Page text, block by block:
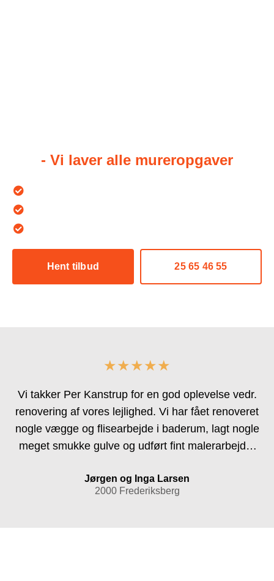
- Vi laver alle mureropgaver
Hent tilbud 25 65 46 55
★★★★★
Vi takker Per Kanstrup for en god oplevelse vedr.
renovering af vores lejlighed. Vi har fået renoveret
nogle vægge og flisearbejde i baderum, lagt nogle
meget smukke gulve og udført fint malerarbejde.
kan helt sikkert anbefale firmaet og vil benytte det
ved anden lejlighed.
Jørgen og Inga Larsen
2000 Frederiksberg